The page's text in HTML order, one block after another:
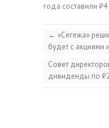
года составили
← «Сегежа»
будет с акциями
Совет
дивиденды по